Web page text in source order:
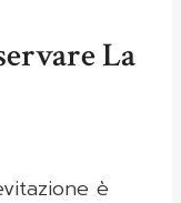
La
è